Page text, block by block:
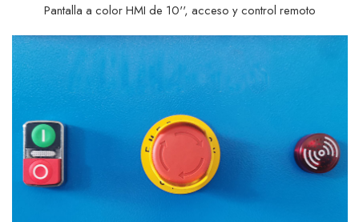
Pantalla a color HMI de 10'', acceso y control remoto